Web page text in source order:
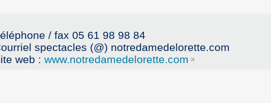
/ fax 05 61 98 98 84
spectacles (@) notredamedelorette.com
web : www.notredamedelorette.com